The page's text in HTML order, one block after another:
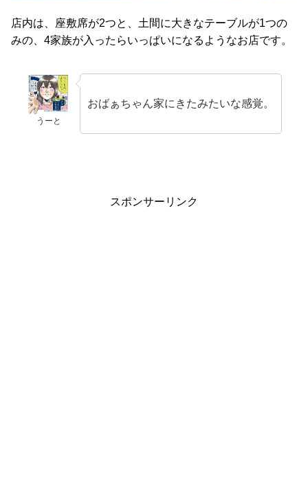
店内は、座敷席が2つと、土間に大きなテーブルが1つの
みの、4家族が入ったらいっぱいになるようなお店です。
うーと
おばぁちゃん家にきたみたいな感覚。
スポンサーリンク